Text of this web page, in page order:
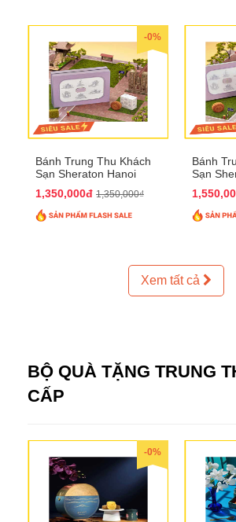
-0%
Bánh Trung Thu Khách
Sạn Sheraton Hanoi
1,350,000đ 1,350,000₫
Bánh
Sạn
Xem tất cả
BỘ QUÀ TẶNG TRUNG
CẤP
-0%